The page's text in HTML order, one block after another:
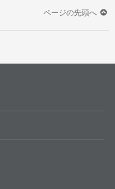
ページの先頭へ